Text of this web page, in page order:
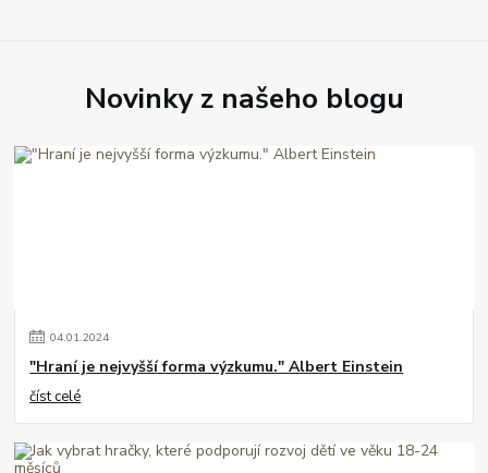
Novinky z našeho blogu
04.01.2024
"Hraní je nejvyšší forma výzkumu." Albert Einstein
číst celé